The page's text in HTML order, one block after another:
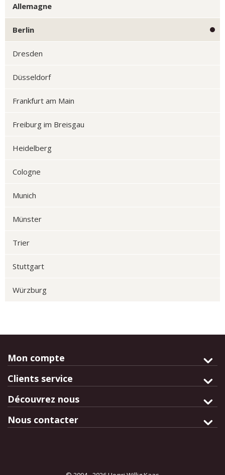
Allemagne
Berlin
Dresden
Düsseldorf
Frankfurt am Main
Freiburg im Breisgau
Heidelberg
Cologne
Munich
Münster
Trier
Stuttgart
Würzburg
Mon compte
Clients service
Découvrez nous
Nous contacter